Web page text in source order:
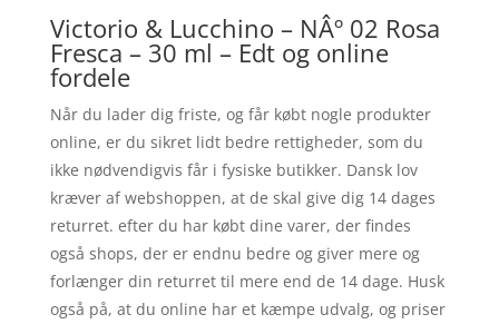
Victorio & Lucchino – NÂº 02 Rosa
Fresca – 30 ml – Edt og online
fordele
Når du lader dig friste, og får købt nogle produkter
online, er du sikret lidt bedre rettigheder, som du
ikke nødvendigvis får i fysiske butikker. Dansk lov
kræver af webshoppen, at de skal give dig 14 dages
returret. efter du har købt dine varer, der findes
også shops, der er endnu bedre og giver mere og
forlænger din returret til mere end de 14 dage. Husk
også på, at du online har et kæmpe udvalg, og priser